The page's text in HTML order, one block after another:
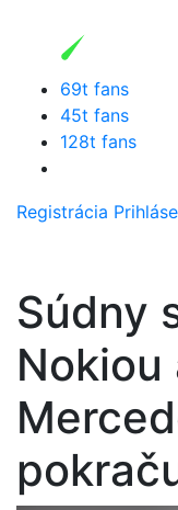
69t fans
45t fans
128t fans
Registrácia
Súdny
Nokiou